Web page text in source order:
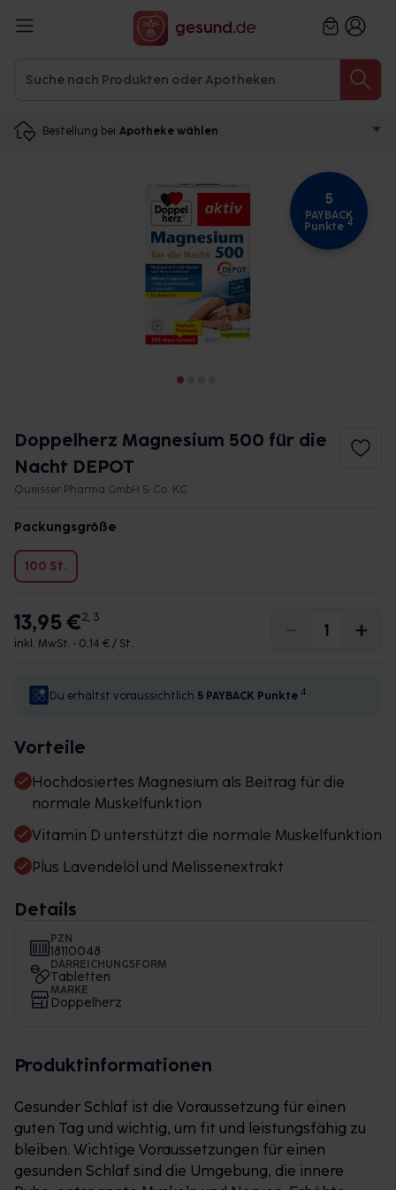
Bestellung bei Apotheke wählen
5
PAYBACK
Punkte 4
Doppelherz Magnesium 500 für die
Nacht DEPOT
Queisser Pharma GmbH & Co. KG
Packungsgröße
100 St.
13,95 €2, 3
inkl. MwSt. • 0,14 € / St.
Du erhältst voraussichtlich 5 PAYBACK Punkte 4
Vorteile
Hochdosiertes Magnesium als Beitrag für die
normale Muskelfunktion
Vitamin D unterstützt die normale Muskelfunktion
Plus Lavendelöl und Melissenextrakt
Details
PZN
18110048
DARREICHUNGSFORM
Tabletten
MARKE
Doppelherz
Produktinformationen
Gesunder Schlaf ist die Voraussetzung für einen
guten Tag und wichtig, um fit und leistungsfähig zu
bleiben. Wichtige Voraussetzungen für einen
gesunden Schlaf sind die Umgebung, die innere